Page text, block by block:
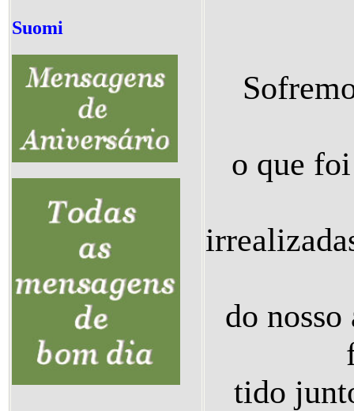
Suomi
o que
do
tido